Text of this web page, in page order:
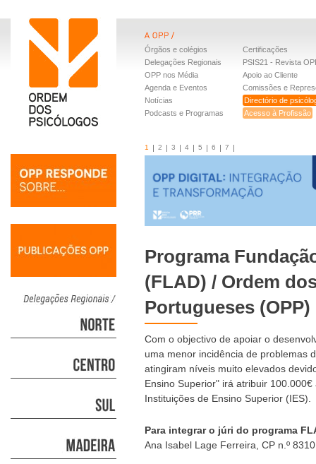
Órgãos e colégios
Delegações Regionais
OPP nos Média
Agenda e Eventos
Notícias
Podcasts e Programas
Certificações
PSIS21 - Revista
Apoio ao Cliente
Comissões e
Directório de
Acesso à Profissão
1 2 3 4 5 6 7
Programa
(FLAD) / Ordem
Portugueses
Com o objectivo de apoiar o
uma menor incidência de problemas
atingiram níveis muito elevados
Ensino Superior" irá atribuir
Instituições de Ensino Superior (IES).
Para integrar o júri do programa
Ana Isabel Lage Ferreira, CP n.º